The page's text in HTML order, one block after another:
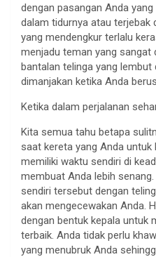
dengan pasangan Anda
dalam tidurnya atau terjebak
yang mendengkur terlalu
menjadu teman yang sangat
bantalan telinga yang lembut
dimanjakan ketika Anda
Ketika dalam perjalanan
Kita semua tahu betapa
saat kereta yang Anda untuk
memiliki waktu sendiri di
membuat Anda lebih
sendiri tersebut dengan
akan mengecewakan Anda.
dengan bentuk kepala untuk
terbaik. Anda tidak perlu
yang menubruk Anda